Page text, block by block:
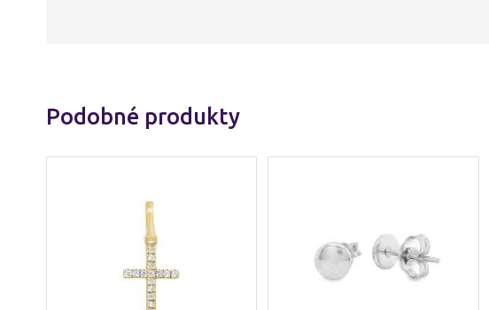
Podobné produkty